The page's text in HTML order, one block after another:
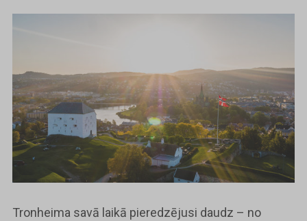
Tronheima savā laikā pieredzējusi daudz – no